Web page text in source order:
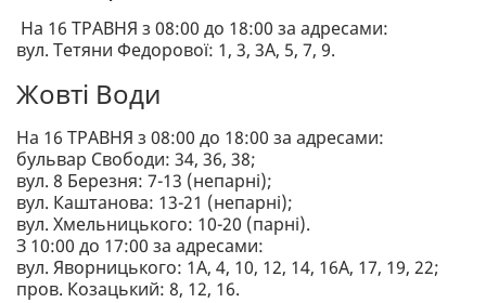
На 16 ТРАВНЯ з 08:00 до 18:00 за адресами:
вул. Тетяни Федорової: 1, 3, 3А, 5, 7, 9.
Жовті Води
На 16 ТРАВНЯ з 08:00 до 18:00 за адресами:
бульвар Свободи: 34, 36, 38;
вул. 8 Березня: 7-13 (непарні);
вул. Каштанова: 13-21 (непарні);
вул. Хмельницького: 10-20 (парні).
З 10:00 до 17:00 за адресами:
вул. Яворницького: 1А, 4, 10, 12, 14, 16А, 17, 19, 22;
пров. Козацький: 8, 12, 16.